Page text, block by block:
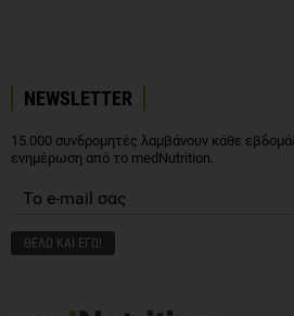
NEWSLETTER
15.000 συνδρομητές λαμβάνουν κάθε
ενημέρωση από το medNutrition.